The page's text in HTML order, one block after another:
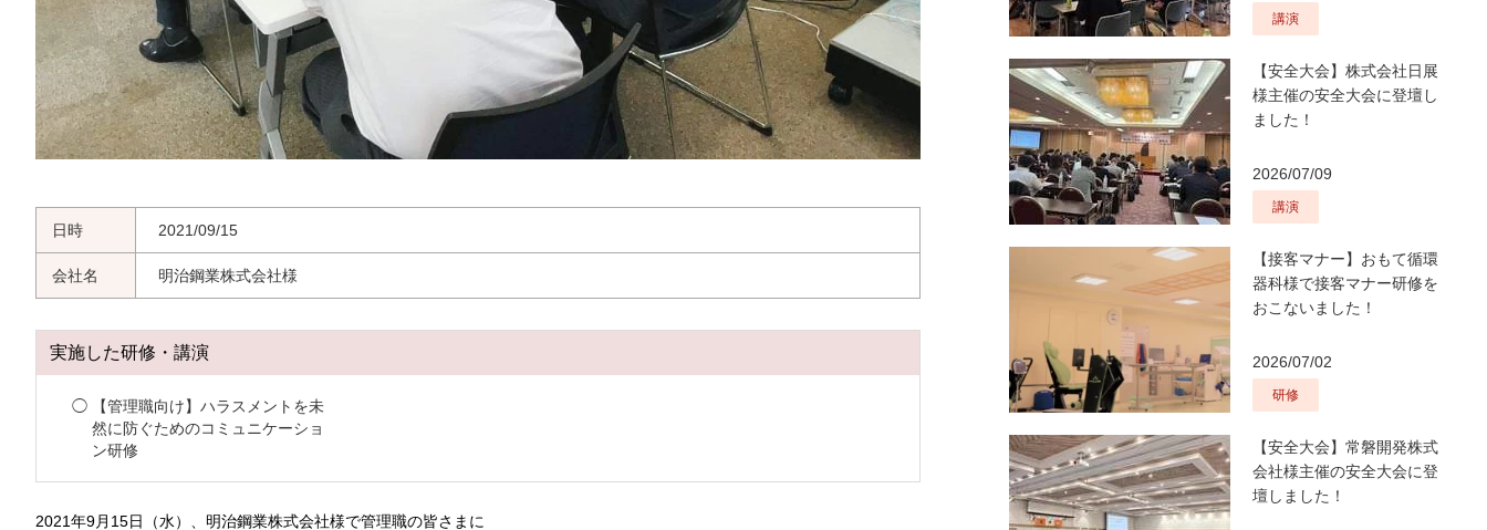
日時 2021/09/15
会社名 明治鋼業株式会社様
実施した研修・講演
【管理職向け】ハラスメントを未
然に防ぐためのコミュニケーショ
ン研修
2021年9月15日（水）、明治鋼業株式会社様で管理職の皆さまに
講演
【安全大会】株式会社日展
様主催の安全大会に登壇し
ました！
2026/07/09
講演
【接客マナー】おもて循環
器科様で接客マナー研修を
おこないました！
2026/07/02
研修
【安全大会】常磐開発株式
会社様主催の安全大会に登
壇しました！